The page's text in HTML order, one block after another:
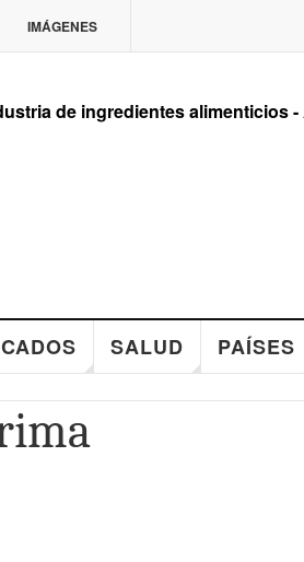
IMÁGENES
de ingredientes alimenticios
SALUD PAÍSES